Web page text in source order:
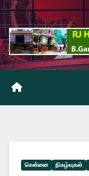
சென்னை நிகழ்வுகள்